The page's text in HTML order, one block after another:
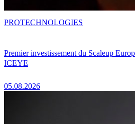
Premier investissement du Scaleup
ICEYE
05.08.2026
PROTECHNOLOGIES